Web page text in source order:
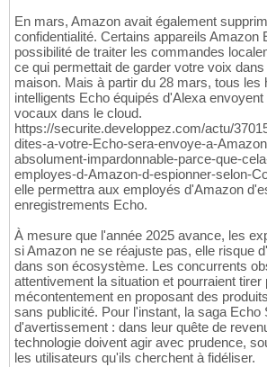
En mars, Amazon avait également
confidentialité. Certains appareils Amazon
possibilité de traiter les commandes
ce qui permettait de garder votre voix
maison. Mais à partir du 28 mars, tous les
intelligents Echo équipés d'Alexa
vocaux dans le cloud.
https://securite.developpez.com/actu/
dites-a-votre-Echo-sera-envoye-a-
absolument-impardonnable-parce-que-
employes-d-Amazon-d-espionner-selon-
elle permettra aux employés d'Amazon
enregistrements Echo.
À mesure que l'année 2025 avance, les
si Amazon ne se réajuste pas, elle risque
dans son écosystème. Les concurrents
attentivement la situation et pourraient tirer
mécontentement en proposant des
sans publicité. Pour l'instant, la saga Echo
d'avertissement : dans leur quête de
technologie doivent agir avec prudence,
les utilisateurs qu'ils cherchent à fidéliser.